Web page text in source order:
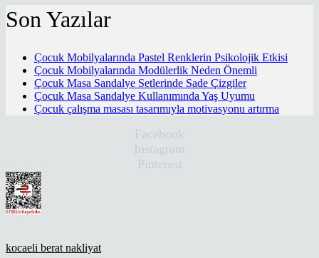
Son Yazılar
Çocuk Mobilyalarında Pastel Renklerin Psikolojik Etkisi
Çocuk Mobilyalarında Modülerlik Neden Önemli
Çocuk Masa Sandalye Setlerinde Sade Çizgiler
Çocuk Masa Sandalye Kullanımında Yaş Uyumu
Çocuk çalışma masası tasarımıyla motivasyonu artırma
Facebook
Instagram
Pinterest
kocaeli berat nakliyat